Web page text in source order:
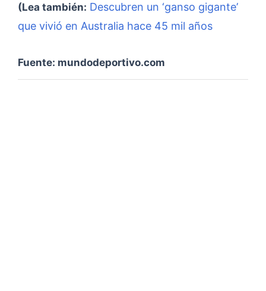
(Lea también: Descubren un ‘ganso gigante’
que vivió en Australia hace 45 mil años
Fuente: mundodeportivo.com